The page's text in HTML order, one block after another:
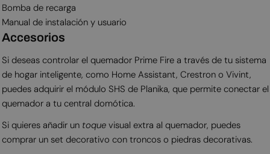
Bomba de recarga
Manual de instalación y usuario
Accesorios
Si deseas controlar el quemador Prime Fire a través de tu sistema
de hogar inteligente, como Home Assistant, Crestron o Vivint,
puedes adquirir el módulo SHS de Planika, que permite conectar el
quemador a tu central domótica.
Si quieres añadir un toquevisual extra al quemador, puedes
comprar un set decorativo con troncos o piedras decorativas.